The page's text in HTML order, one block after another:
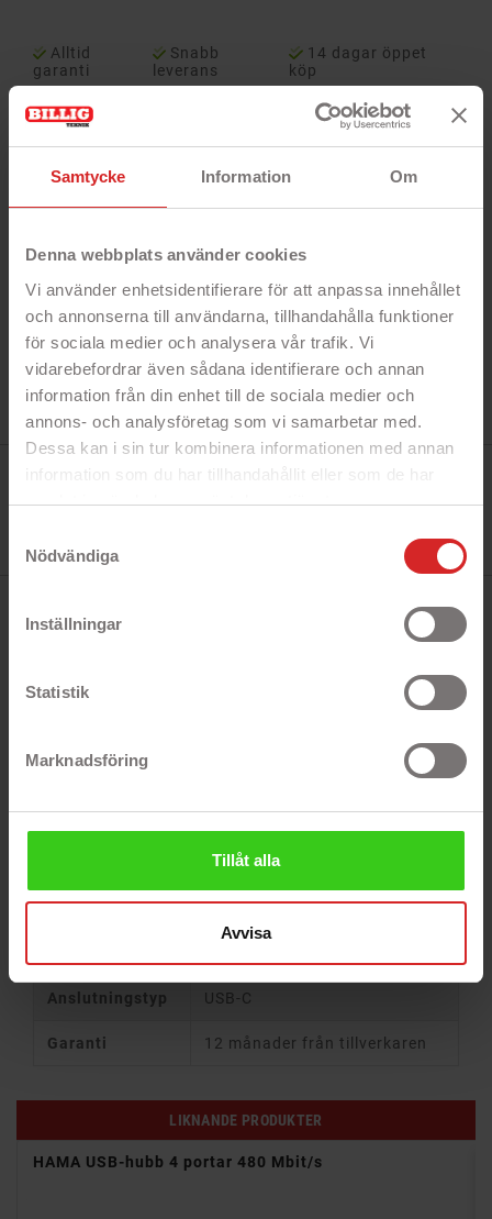
Samtycke Information Om
Denna webbplats använder cookies
Vi använder enhetsidentifierare för att anpassa innehållet
och annonserna till användarna, tillhandahålla funktioner
för sociala medier och analysera vår trafik. Vi
vidarebefordrar även sådana identifierare och annan
information från din enhet till de sociala medier och
annons- och analysföretag som vi samarbetar med.
Dessa kan i sin tur kombinera informationen med annan
information som du har tillhandahållit eller som de har
samlat in när du har använt deras tjänster.
Nödvändiga
Inställningar
Statistik
Marknadsföring
Tillåt alla
Avvisa
Alltid
garanti
Snabb
leverans
14 dagar öppet
köp
Tillverkare:
Referens:
8 objekt
Dudao A16T USB-hubb med USB-C till
1x USB 3.0 3x USB 2.0
USB-hubb som ansluts med USB-C till datorn och
Gedigen design i metall.
Anslutningstyp USB-C
Garanti 12 månader från tillverkaren
LIKNANDE PRODUKTER
HAMA USB-hubb 4 portar 480 Mbit/s